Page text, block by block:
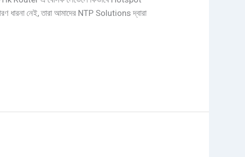
ধারনা নেই, তারা আমাদের NTP Solutions দ্বারা